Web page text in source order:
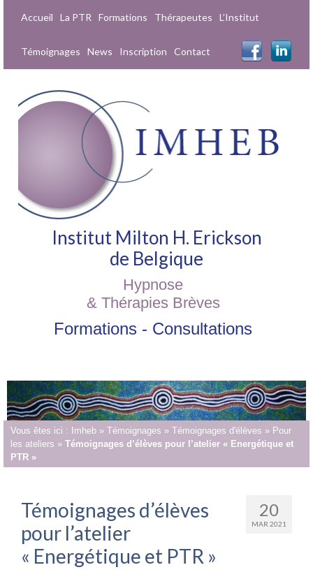
Accueil La PTR Formations Thérapeutes L’Institut
Témoignages News Inscription Contact
Institut Milton H. Erickson
de Belgique
Hypnose
& Thérapies Brèves
Formations - Consultations
Vous êtes ici : Imheb » Témoignages » Témoignages d'élèves » Pour
les ateliers » Témoignages d’élèves pour l’atelier « Energétique et
PTR »
20
MAR 2021
Témoignages d’élèves
pour l’atelier
« Energétique et PTR »